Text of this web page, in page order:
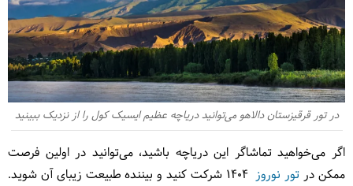
در تور قرقیزستان دالاهو می‌توانید دریاچه عظیم ایسیک کول را از نزدیک ببینید
اگر می‌خواهید تماشاگر این دریاچه باشید، می‌توانید در اولین فرصت
ممکن در تور نوروز
۱۴۰۴ شرکت کنید و بیننده طبیعت زیبای آن شوید.